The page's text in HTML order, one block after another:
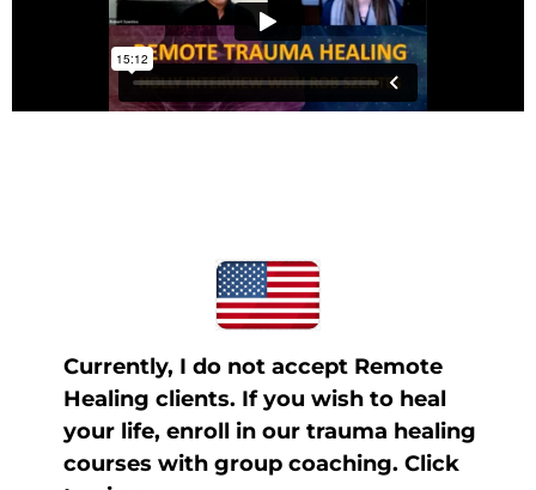
Currently, I do not accept Remote
Healing clients. If you wish to heal
your life, enroll in our trauma healing
courses with group coaching. Click